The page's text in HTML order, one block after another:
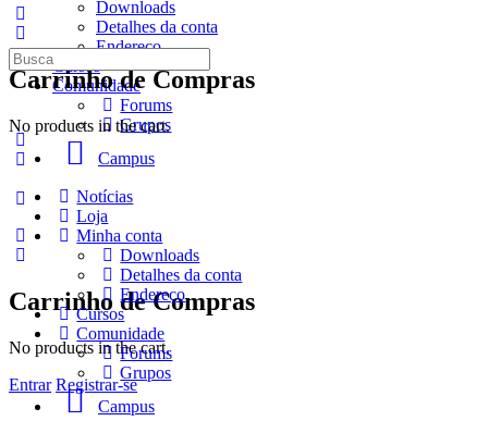
Downloads
Detalhes da conta
Endereço
Cursos
Comunidade
Forums
Grupos
Campus
Carrinho de Compras
No products in the cart.
Entrar Registrar-se
Carrinho de Compras
No products in the cart.
Procurar
por:
Notícias
Loja
Minha conta
Downloads
Detalhes da conta
Endereço
Cursos
Comunidade
Forums
Grupos
Campus